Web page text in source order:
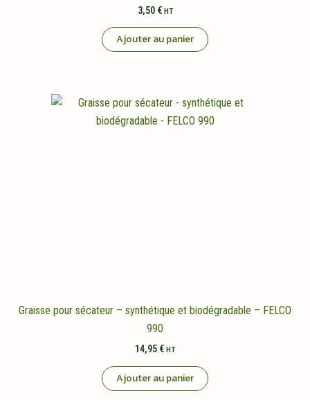
3,50 € HT
Ajouter au panier
Graisse pour sécateur – synthétique et biodégradable – FELCO
990
14,95 € HT
Ajouter au panier